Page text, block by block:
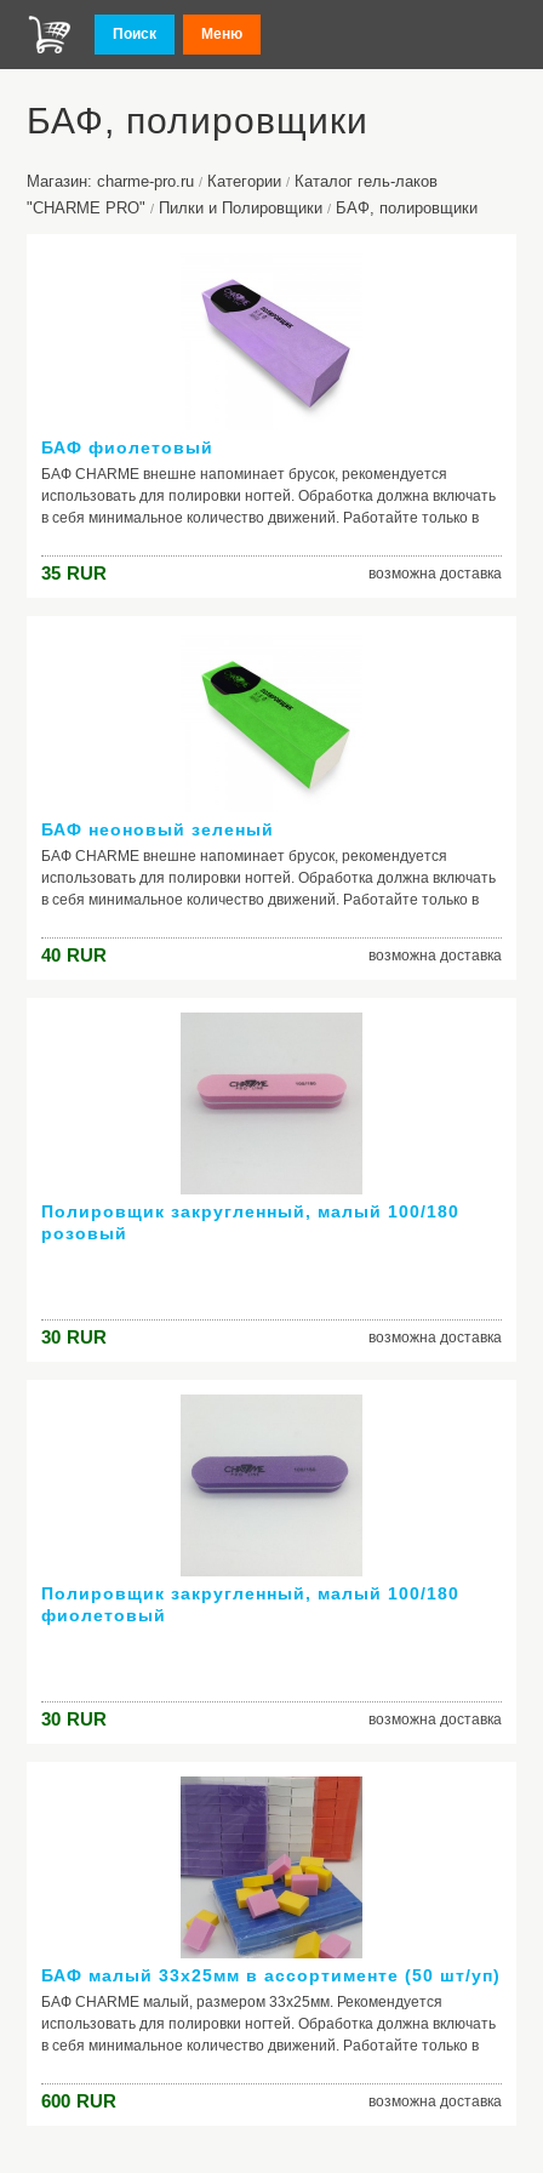
Поиск Меню
БАФ, полировщики
Магазин: charme-pro.ru / Категории / Каталог гель-лаков
"CHARME PRO" / Пилки и Полировщики / БАФ, полировщики
БАФ фиолетовый
БАФ CHARME внешне напоминает брусок, рекомендуется
использовать для полировки ногтей. Обработка должна включать
в себя минимальное количество движений. Работайте только в
чаще одного раза в неделю, в противном случае, ногтевая
пластина может заметно истончиться. Инструмент не
35 RUR возможна доставка
БАФ неоновый зеленый
БАФ CHARME внешне напоминает брусок, рекомендуется
использовать для полировки ногтей. Обработка должна включать
в себя минимальное количество движений. Работайте только в
чаще одного раза в неделю, в противном случае, ногтевая
пластина может заметно истончиться. Инструмент не
40 RUR возможна доставка
Полировщик закругленный, малый 100/180
розовый
30 RUR возможна доставка
Полировщик закругленный, малый 100/180
фиолетовый
30 RUR возможна доставка
БАФ малый 33х25мм в ассортименте (50 шт/уп)
БАФ CHARME малый, размером 33х25мм. Рекомендуется
использовать для полировки ногтей. Обработка должна включать
в себя минимальное количество движений. Работайте только в
чаще одного раза в неделю, в противном случае, ногтевая
пластина может заметно истончиться. Инструмент не
600 RUR возможна доставка